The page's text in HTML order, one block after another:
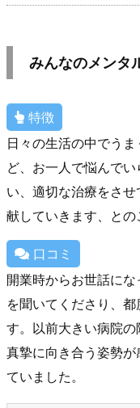
みんなのメンタ
特徴
日々の生活の中でう
ど、お一人で悩んで
い、適切な治療をさ
献していきます、との
口コミ
開業時からお世話に
を聞いてくださり、
す。以前大きい病院
真摯に向き合う姿勢
ていました。